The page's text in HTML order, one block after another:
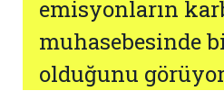
emisyonların
muhasebesinde
olduğunu